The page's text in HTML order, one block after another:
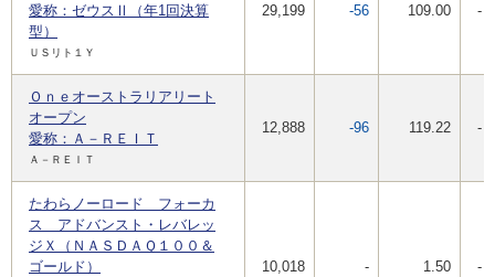
愛称：ゼウスⅡ（年1回決算
型）
ＵＳリト１Ｙ
29,199 -56 109.00 -
Ｏｎｅオーストラリアリート
オープン
愛称：Ａ－ＲＥＩＴ
Ａ－ＲＥＩＴ
12,888 -96 119.22 -
たわらノーロード フォーカ
ス アドバンスト・レバレッ
ジＸ（ＮＡＳＤＡＱ１００＆
ゴールド）
10,018 - 1.50 -